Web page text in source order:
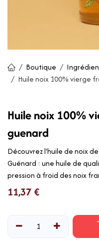
Boutique
Huile noix 100% vierge
Huile noix 100%
guenard
Découvrez l'huile de noix
Guénard : une huile de
pression à froid des noix
11,37 €